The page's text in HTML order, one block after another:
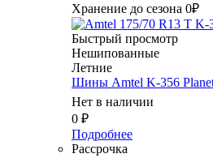
Хранение до сезона 0₽
Быстрый просмотр
Нешипованные
Летние
Шины Amtel K-356
Нет в наличии
0 ₽
Подробнее
Рассрочка